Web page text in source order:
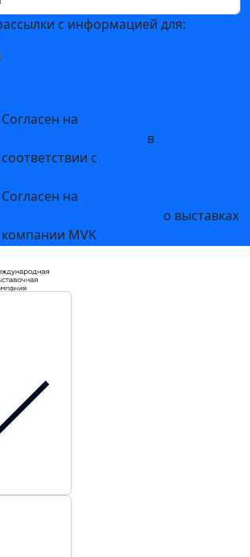
с информацией для:
Согласен на
в
соответствии с
Согласен на
о выставках
компании MVK